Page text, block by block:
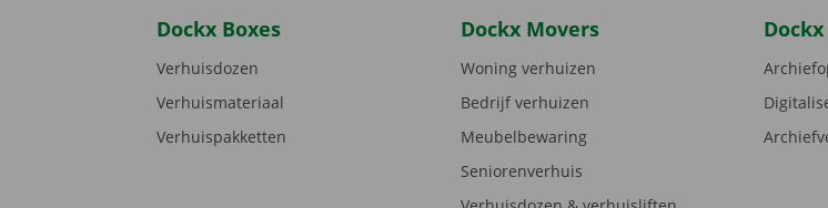
Dockx Boxes
Verhuisdozen
Verhuismateriaal
Verhuispakketten
Dockx Movers
Woning verhuizen
Bedrijf verhuizen
Meubelbewaring
Seniorenverhuis